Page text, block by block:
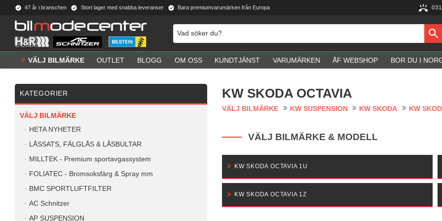
47 år i branschen Stort lager med snabba leveranser Bara premiumvarumärken från Europa
VÄLJ BILMÄRKE OUTLET BLOGG OM OSS KUNDTJÄNST VARUMÄRKEN ÅF WEBSHOP BOR DU I
KW SKODA OCTAVIA
VÄLJ BILMÄRKE KW SUSPENSION KW SKODA KW
VÄLJ BILMÄRKE & MODELL
KW SKODA OCTAVIA 1U
KW SKODA OCTAVIA 1Z
KATEGORIER
VÄLJ BILMÄRKE
HETA NYHETER
LÅSSATS, FÄLGLÅS & LÅSBULTAR
MILLTEK - Premium sportavgassystem
FOLIATEC - Bromsoksfärg & Spray mm
BMC SPORTLUFTFILTER
AC Schnitzer
AP SUSPENSION